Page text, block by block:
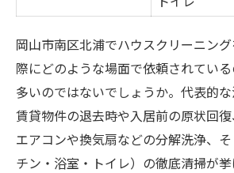
気になる掃除範囲と頻度を賢く
掃除範囲と頻度の目安を一
ハウスクリーニングの対応
で？
部屋ごとの最適な掃除サイ
頻度を決めるポイントと見
岡山市南区北浦でハウスクリーニン
際にどのような場面で依頼されてい
多いのではないでしょうか。代表的な
賃貸物件の退去時や入居前の原状回復
エアコンや換気扇などの分解洗浄、
チン・浴室・トイレ）の徹底清掃が挙